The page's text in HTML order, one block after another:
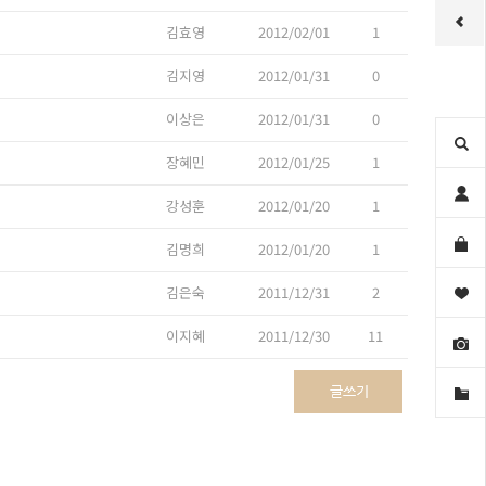
김효영 2012/02/01 1
김지영 2012/01/31 0
이상은 2012/01/31 0
장혜민 2012/01/25 1
강성훈 2012/01/20 1
김명희 2012/01/20 1
김은숙 2011/12/31 2
이지혜 2011/12/30 11